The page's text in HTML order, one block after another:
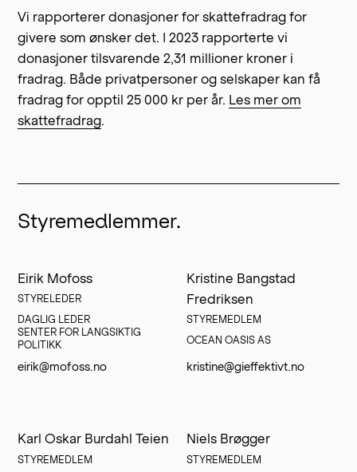
Vi rapporterer donasjoner for skattefradrag for
givere som ønsker det. I 2023 rapporterte vi
donasjoner tilsvarende 2,31 millioner kroner i
fradrag. Både privatpersoner og selskaper kan få
fradrag for opptil 25 000 kr per år. Les mer om
skattefradrag.
Styremedlemmer.
Eirik Mofoss
STYRELEDER
DAGLIG LEDER
SENTER FOR LANGSIKTIG
POLITIKK
eirik@mofoss.no
Kristine Bangstad
Fredriksen
STYREMEDLEM
OCEAN OASIS AS
kristine@gieffektivt.no
Karl Oskar Burdahl Teien
STYREMEDLEM
Niels Brøgger
STYREMEDLEM